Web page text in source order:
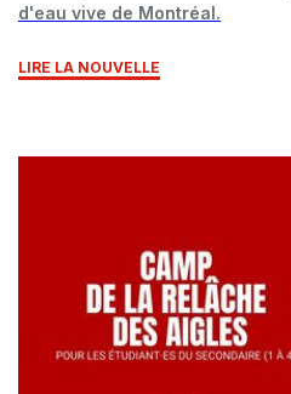
d'eau vive de Montréal.
LIRE LA NOUVELLE